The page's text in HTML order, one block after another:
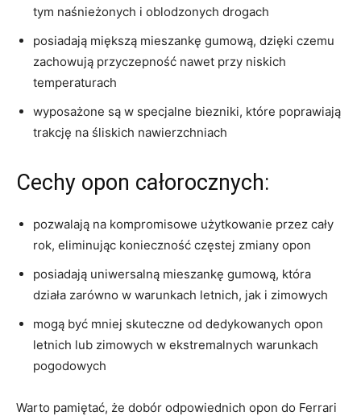
‍tym naśnieżonych i oblodzonych drogach
posiadają miększą mieszankę gumową, dzięki czemu
zachowują przyczepność‍ nawet‌ przy niskich
temperaturach
wyposażone są w specjalne biezniki, które poprawiają
trakcję na⁣ śliskich nawierzchniach
Cechy opon całorocznych:
pozwalają na kompromisowe użytkowanie przez‌ cały
rok, eliminując konieczność częstej zmiany opon
posiadają uniwersalną mieszankę gumową, która
działa zarówno w warunkach letnich, ⁢jak i zimowych
mogą być mniej skuteczne od ​dedykowanych opon
letnich ​lub zimowych w ekstremalnych‌ warunkach
pogodowych
Warto pamiętać, że dobór odpowiednich opon do Ferrari